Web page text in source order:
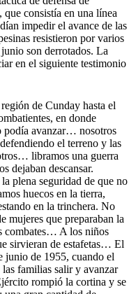
consistía en una línea
impedir el avance de las
resistieron por varios
son derrotados. La
en el siguiente testimonio
de Cunday hasta el
en donde
podía avanzar… nosotros
el terreno y las
libramos una guerra
dejaban descansar.
plena seguridad de que no
huecos en la tierra,
en la trinchera. No
mujeres que preparaban la
combates… A los niños
sirvieran de estafetas… El
junio de 1955, cuando el
familias salir y avanzar
rompió la cortina y se